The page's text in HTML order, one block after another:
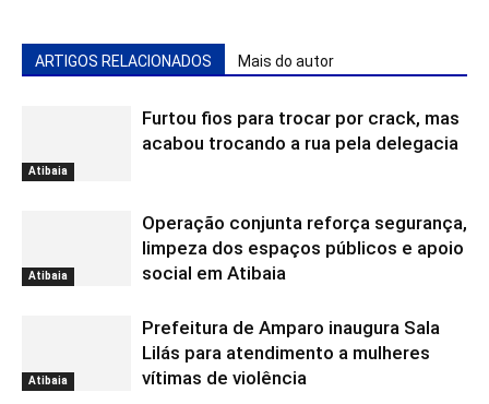
ARTIGOS RELACIONADOS Mais do autor
Atibaia
Furtou fios para trocar por crack, mas
acabou trocando a rua pela delegacia
Atibaia
Operação conjunta reforça segurança,
limpeza dos espaços públicos e apoio
social em Atibaia
Atibaia
Prefeitura de Amparo inaugura Sala
Lilás para atendimento a mulheres
vítimas de violência